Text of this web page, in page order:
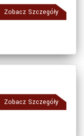
Zobacz Szczegóły
Zobacz Szczegóły